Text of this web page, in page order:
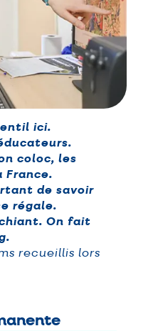
ici.
coloc, les
France.
de savoir
régale.
chiant. On fait
recueillis lors